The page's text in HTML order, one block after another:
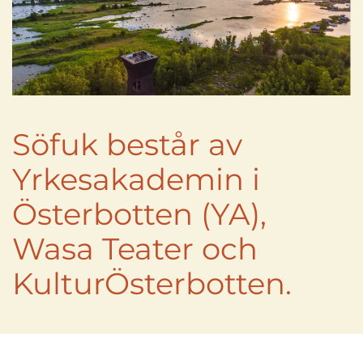
Söfuk består av
Yrkesakademin i
Österbotten (YA),
Wasa Teater och
KulturÖsterbotten.